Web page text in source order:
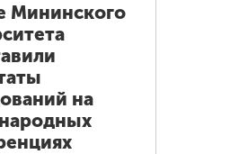
Мининского
на